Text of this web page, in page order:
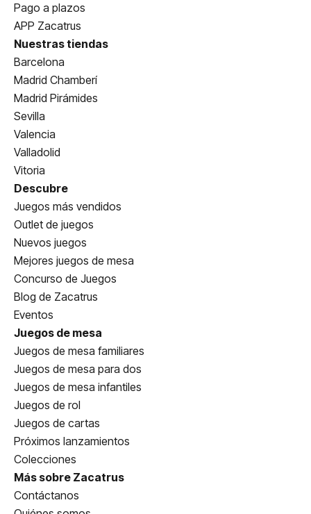
Pago a plazos
APP Zacatrus
Nuestras tiendas
Barcelona
Madrid Chamberí
Madrid Pirámides
Sevilla
Valencia
Valladolid
Vitoria
Descubre
Juegos más vendidos
Outlet de juegos
Nuevos juegos
Mejores juegos de mesa
Concurso de Juegos
Blog de Zacatrus
Eventos
Juegos de mesa
Juegos de mesa familiares
Juegos de mesa para dos
Juegos de mesa infantiles
Juegos de rol
Juegos de cartas
Próximos lanzamientos
Colecciones
Más sobre Zacatrus
Contáctanos